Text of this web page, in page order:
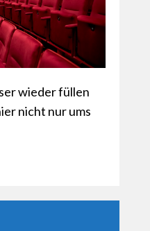
wieder füllen
nicht nur ums